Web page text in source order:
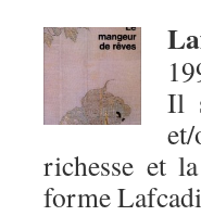
Il
richesse et
forme